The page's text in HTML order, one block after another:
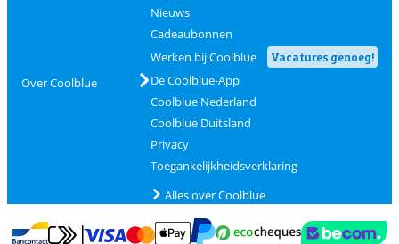
Over Coolblue
Nieuws
Cadeaubonnen
Werken bij Coolblue
Vacatures genoeg!
De Coolblue-App
Coolblue Nederland
Coolblue Duitsland
Privacy
Toegankelijkheidsverklaring
Alles over Coolblue